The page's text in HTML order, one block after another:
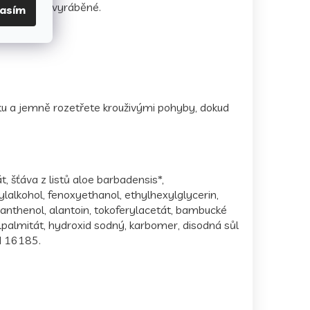
a eticky vyráběné.
a jemně rozetřete krouživými pohyby, dokud
šťáva z listů aloe barbadensis*,
fenoxyethanol, ethylhexylglycerin,
alantoin, tokoferylacetát, bambucké
hydroxid sodný, karbomer, disodná sůl
16185.